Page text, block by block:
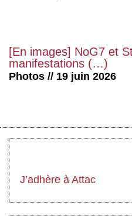
[En images] NoG7 et
manifestations (…)
Photos // 19 juin 2026
J’adhère à Attac